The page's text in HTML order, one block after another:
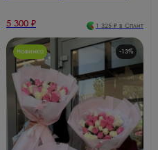
5 300 ₽ 1 325 ₽ в Сплит
Новинка -13%